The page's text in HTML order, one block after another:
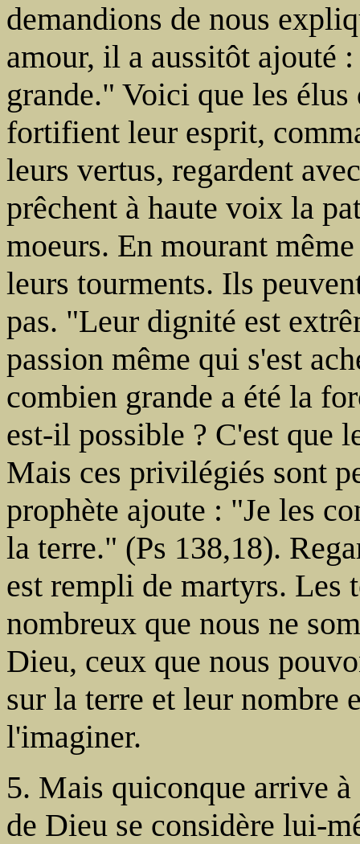
demandions de nous
amour, il a aussitôt ajouté
grande." Voici que les
fortifient leur esprit,
leurs vertus, regardent
prêchent à haute voix la
moeurs. En mourant
leurs tourments. Ils
pas. "Leur dignité est
passion même qui s'est
combien grande a été la
est-il possible ? C'est que
Mais ces privilégiés sont
prophète ajoute : "Je les
la terre." (Ps 138,18).
est rempli de martyrs. Les
nombreux que nous ne
Dieu, ceux que nous
sur la terre et leur nombre
l'imaginer.
5. Mais quiconque arrive
de Dieu se considère lui-